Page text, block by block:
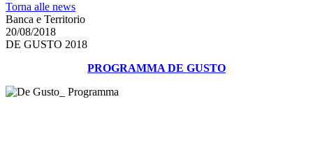
Torna alle news
Banca e Territorio
20/08/2018
DE GUSTO 2018
PROGRAMMA DE GUSTO